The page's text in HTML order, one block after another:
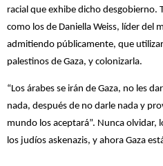
racial que exhibe dicho desgobierno.
como los de Daniella Weiss, líder del
admitiendo públicamente, que
palestinos de Gaza, y colonizarla.
“Los árabes se irán de Gaza, no les
nada, después de no darle nada y
mundo los aceptará”. Nunca olvidar,
los judíos askenazis, y ahora Gaza